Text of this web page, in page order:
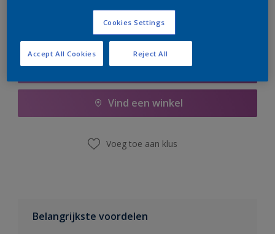
Boodschappenlijst
Vind een winkel
Voeg toe aan klus
Belangrijkste voordelen
Cookies Settings
Reject All
Accept All Cookies